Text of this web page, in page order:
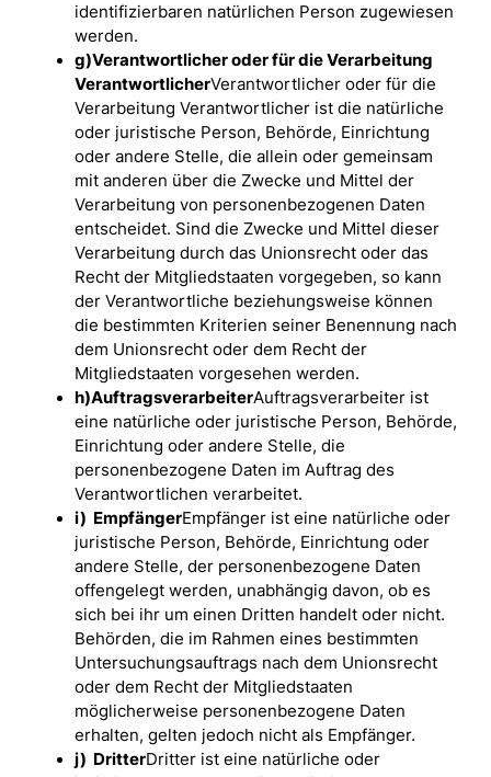
identifizierbaren natürlichen Person zugewiesen
werden.
g)Verantwortlicher oder für die Verarbeitung
VerantwortlicherVerantwortlicher oder für die
Verarbeitung Verantwortlicher ist die natürliche
oder juristische Person, Behörde, Einrichtung
oder andere Stelle, die allein oder gemeinsam
mit anderen über die Zwecke und Mittel der
Verarbeitung von personenbezogenen Daten
entscheidet. Sind die Zwecke und Mittel dieser
Verarbeitung durch das Unionsrecht oder das
Recht der Mitgliedstaaten vorgegeben, so kann
der Verantwortliche beziehungsweise können
die bestimmten Kriterien seiner Benennung nach
dem Unionsrecht oder dem Recht der
Mitgliedstaaten vorgesehen werden.
h)AuftragsverarbeiterAuftragsverarbeiter ist
eine natürliche oder juristische Person, Behörde,
Einrichtung oder andere Stelle, die
personenbezogene Daten im Auftrag des
Verantwortlichen verarbeitet.
i) EmpfängerEmpfänger ist eine natürliche oder
juristische Person, Behörde, Einrichtung oder
andere Stelle, der personenbezogene Daten
offengelegt werden, unabhängig davon, ob es
sich bei ihr um einen Dritten handelt oder nicht.
Behörden, die im Rahmen eines bestimmten
Untersuchungsauftrags nach dem Unionsrecht
oder dem Recht der Mitgliedstaaten
möglicherweise personenbezogene Daten
erhalten, gelten jedoch nicht als Empfänger.
j) DritterDritter ist eine natürliche oder